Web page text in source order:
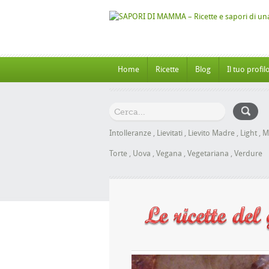
Home Ricette Blog Il tuo profilo
Intolleranze , Lievitati , Lievito Madre , Light ,
Torte , Uova , Vegana , Vegetariana , Verdure
al Miele senza